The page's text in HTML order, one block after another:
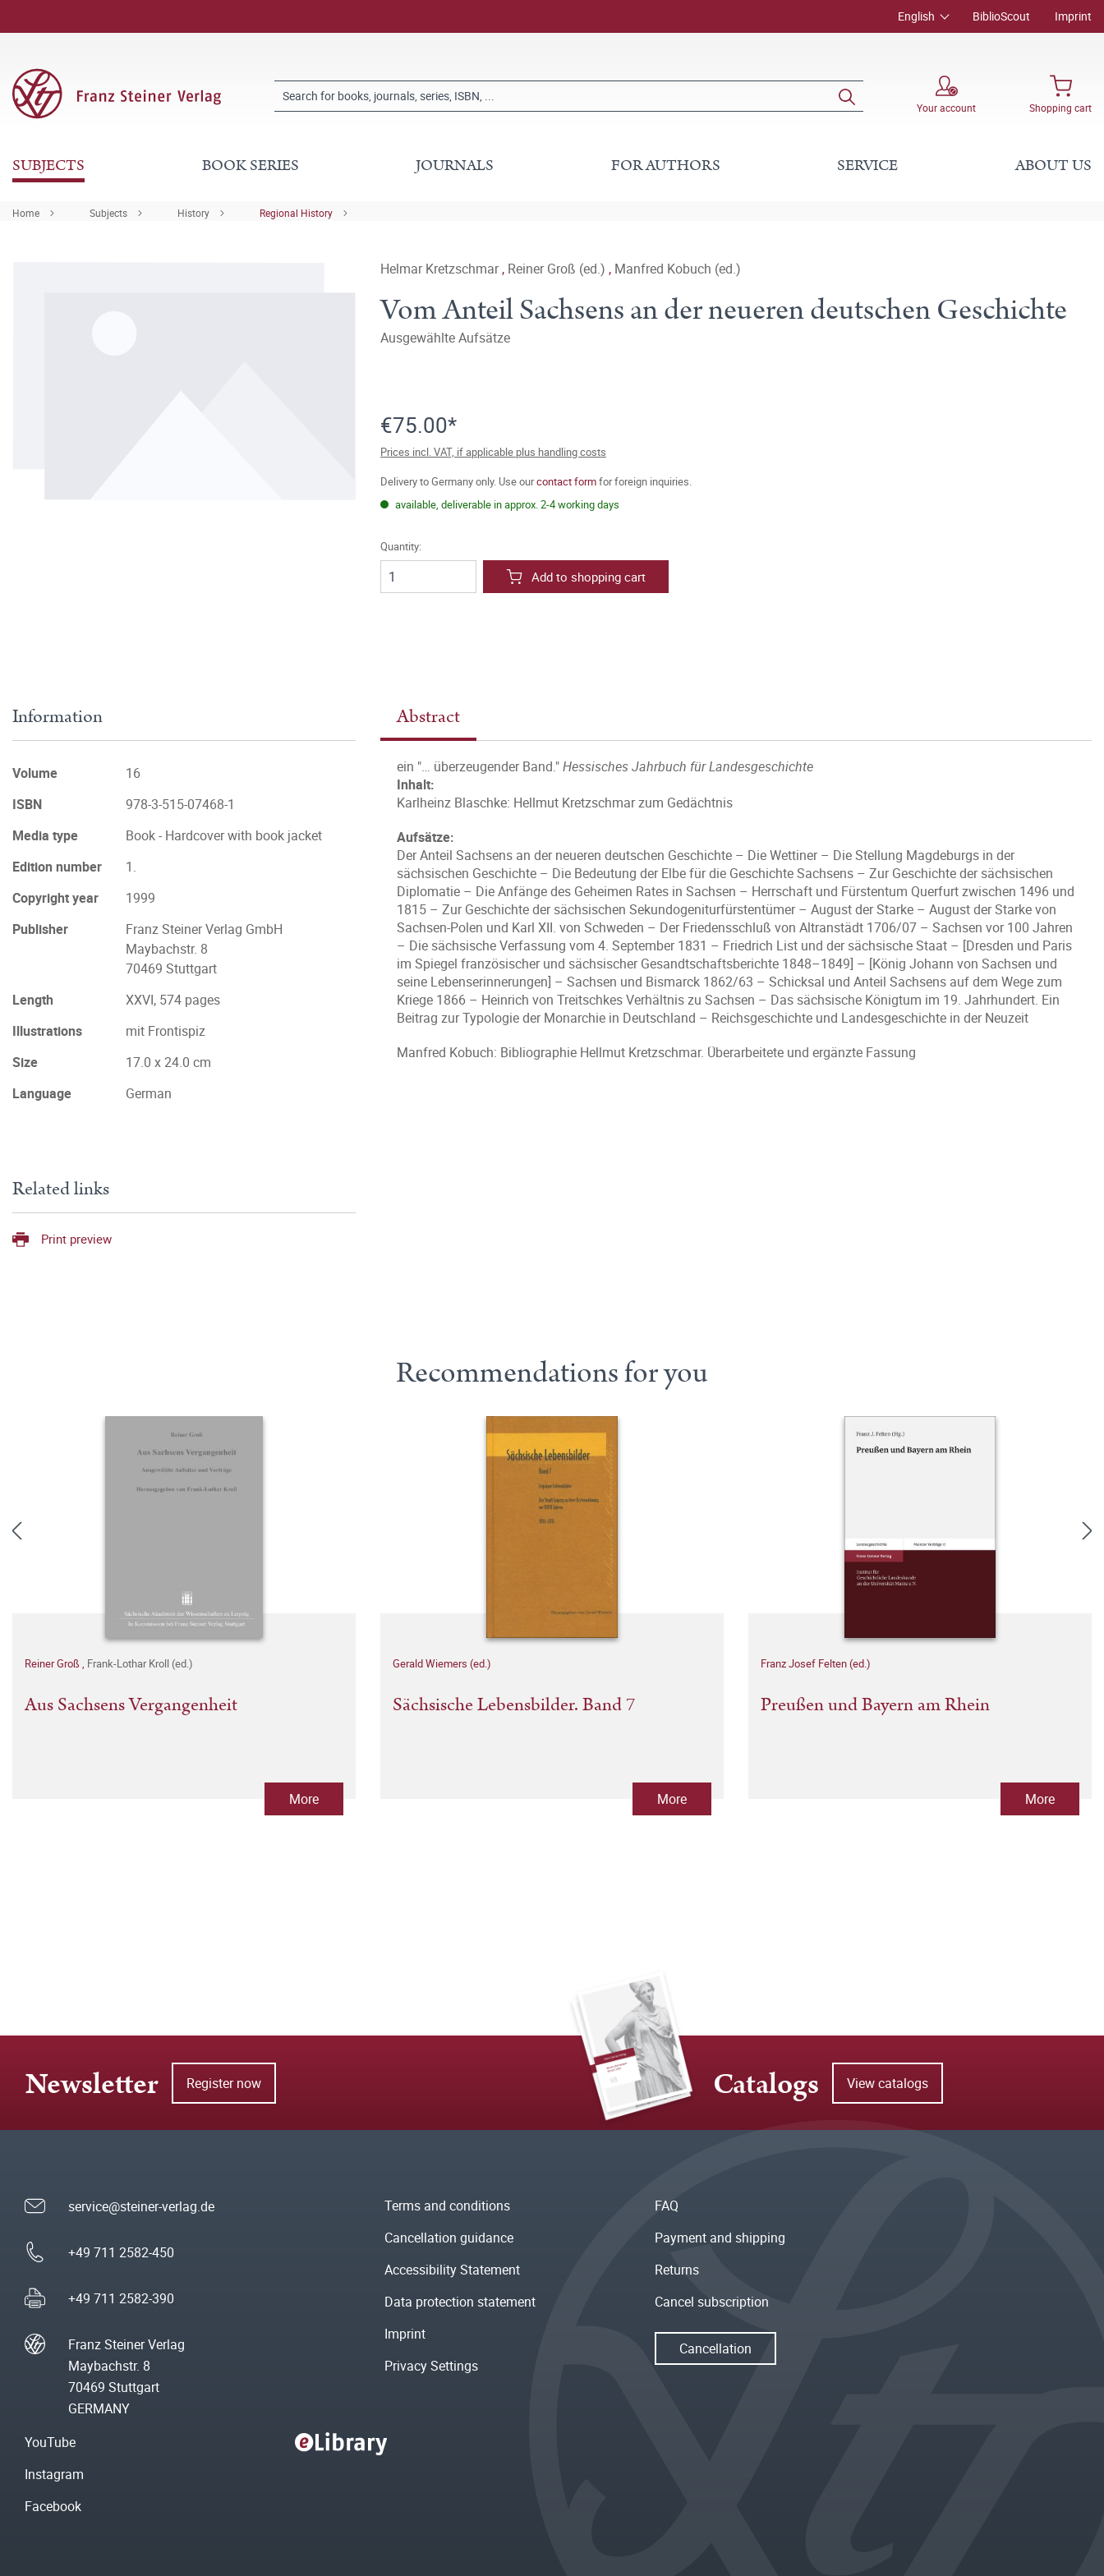
English BiblioScout Imprint
Your account Shopping cart
SUBJECTS BOOK SERIES JOURNALS FOR AUTHORS SERVICE ABOUT US
Home Subjects History Regional History
Helmar Kretzschmar, Reiner Groß (ed.) , Manfred Kobuch (ed.)
Vom Anteil Sachsens an der neueren deutschen Geschichte
Ausgewählte Aufsätze
€75.00*
Prices incl. VAT, if applicable plus handling costs
Delivery to Germany only. Use ourcontact formfor foreign inquiries.
available, deliverable in approx. 2-4 working days
Quantity:
Add to shopping cart
Abstract
ein "… überzeugender Band."Hessisches Jahrbuch für Landesgeschichte
Inhalt:
Karlheinz Blaschke: Hellmut Kretzschmar zum Gedächtnis
Aufsätze:
Der Anteil Sachsens an der neueren deutschen Geschichte – Die Wettiner – Die Stellung Magdeburgs in der
sächsischen Geschichte – Die Bedeutung der Elbe für die Geschichte Sachsens – Zur Geschichte der sächsischen
Diplomatie – Die Anfänge des Geheimen Rates in Sachsen – Herrschaft und Fürstentum Querfurt zwischen 1496 und
1815 – Zur Geschichte der sächsischen Sekundogeniturfürstentümer – August der Starke – August der Starke von
Sachsen-Polen und Karl XII. von Schweden – Der Friedensschluß von Altranstädt 1706/07 – Sachsen vor 100 Jahren
– Die sächsische Verfassung vom 4. September 1831 – Friedrich List und der sächsische Staat – [Dresden und Paris
im Spiegel französischer und sächsischer Gesandtschaftsberichte 1848–1849] – [König Johann von Sachsen und
seine Lebenserinnerungen] – Sachsen und Bismarck 1862/63 – Schicksal und Anteil Sachsens auf dem Wege zum
Kriege 1866 – Heinrich von Treitschkes Verhältnis zu Sachsen – Das sächsische Königtum im 19. Jahrhundert. Ein
Beitrag zur Typologie der Monarchie in Deutschland – Reichsgeschichte und Landesgeschichte in der Neuzeit
Manfred Kobuch: Bibliographie Hellmut Kretzschmar. Überarbeitete und ergänzte Fassung
Information
Volume
16
ISBN
978-3-515-07468-1
Media type
Book - Hardcover with book jacket
Edition number
1.
Copyright year
1999
Publisher
Franz Steiner Verlag GmbH
Maybachstr. 8
70469 Stuttgart
Length
XXVI, 574 pages
Illustrations
mit Frontispiz
Size
17.0 x 24.0 cm
Language
German
Related links
Print preview
Recommendations for you
Reiner Groß , Frank-Lothar Kroll (ed.)
Aus Sachsens Vergangenheit
More
Gerald Wiemers (ed.)
Sächsische Lebensbilder. Band 7
More
Franz Josef Felten (ed.)
Preußen und Bayern am Rhein
More
Newsletter Register now Catalogs View catalogs
service@steiner-verlag.de
+49 711 2582-450
+49 711 2582-390
Franz Steiner Verlag
Maybachstr. 8
70469 Stuttgart
GERMANY
Terms and conditions
Cancellation guidance
Accessibility Statement
Data protection statement
Imprint
Privacy Settings
FAQ
Payment and shipping
Returns
Cancel subscription
Cancellation
YouTube
Instagram
Facebook